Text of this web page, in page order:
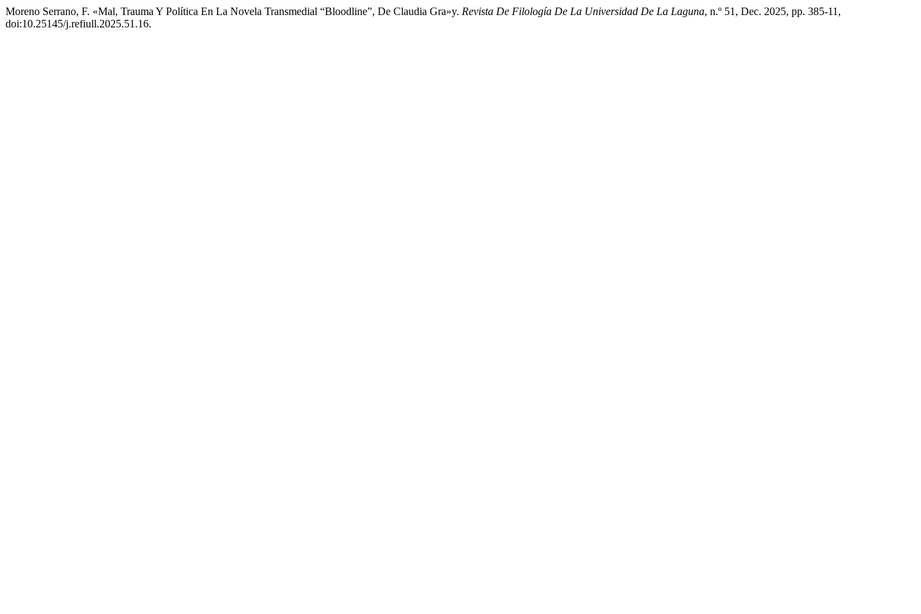
Moreno Serrano, F. «Mal, Trauma Y Política En La Novela Transmedial “Bloodline”, De Claudia Gra»y. Revista De Filología De La Universidad De La Laguna, n.º 51, Dec. 2025, pp. 385-11,
doi:10.25145/j.refiull.2025.51.16.